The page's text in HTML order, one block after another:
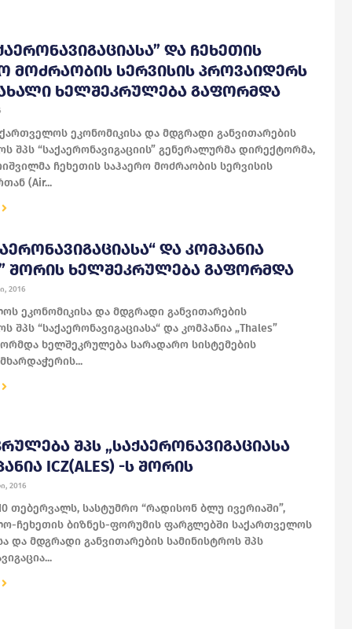
ᲓᲐ ᲩᲔᲮᲔᲗᲘᲡ
ᲛᲝᲫᲠᲐᲝᲑᲘᲡ ᲡᲔᲠᲕᲘᲡᲘᲡ ᲞᲠᲝᲕᲐᲘᲓᲔᲠᲡ
ᲮᲔᲚᲨᲔᲙᲠᲣᲚᲔᲑᲐ ᲒᲐᲤᲝᲠᲛᲓᲐ
ეკონომიკისა და მდგრადი განვითარების
შპს “საქაერონავიგაციის” გენერალურმა დირექტორმა,
ჩეხეთის საჰაერო მოძრაობის სერვისის
(Air...
ᲓᲐ ᲙᲝᲛᲞᲐᲜᲘᲐ
ᲨᲝᲠᲘᲡ ᲮᲔᲚᲨᲔᲙᲠᲣᲚᲔᲑᲐ ᲒᲐᲤᲝᲠᲛᲓᲐ
2016
ეკონომიკისა და მდგრადი განვითარების
შპს “საქაერონავიგაციასა“ და კომპანია „Thales”
ხელშეკრულება სარადარო სისტემების
ᲨᲞᲡ „ᲡᲐᲥᲐᲔᲠᲝᲜᲐᲕᲘᲒᲐᲪᲘᲐᲡᲐ
ICZ(ALES) -Ს ᲨᲝᲠᲘᲡ
2016
თებერვალს, სასტუმრო “რადისონ ბლუ ივერიაში”,
ჩეხეთის ბიზნეს-ფორუმის ფარგლებში საქართველოს
და მდგრადი განვითარების სამინისტროს შპს